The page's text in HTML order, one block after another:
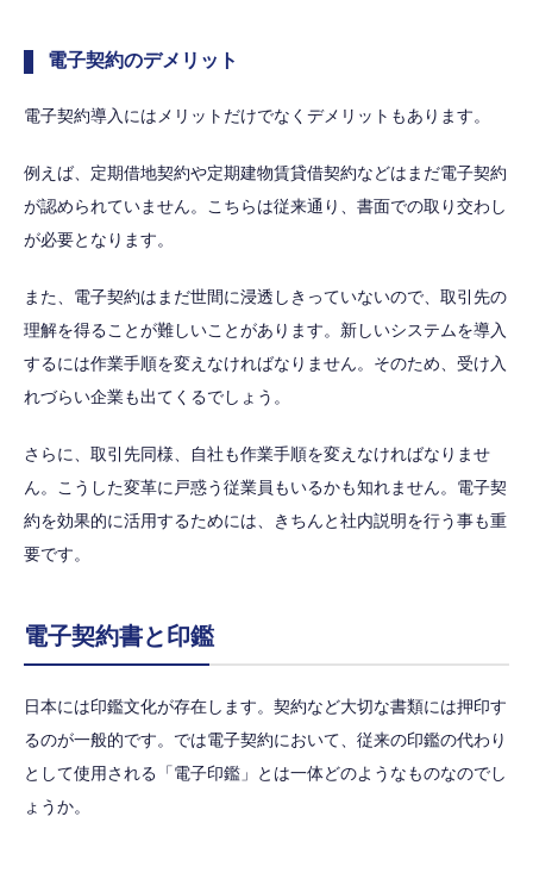
電子契約のデメリット
電子契約導入にはメリットだけでなくデメリットもあります。
例えば、定期借地契約や定期建物賃貸借契約などはまだ電子契約
が認められていません。こちらは従来通り、書面での取り交わし
が必要となります。
また、電子契約はまだ世間に浸透しきっていないので、取引先の
理解を得ることが難しいことがあります。新しいシステムを導入
するには作業手順を変えなければなりません。そのため、受け入
れづらい企業も出てくるでしょう。
さらに、取引先同様、自社も作業手順を変えなければなりませ
ん。こうした変革に戸惑う従業員もいるかも知れません。電子契
約を効果的に活用するためには、きちんと社内説明を行う事も重
要です。
電子契約書と印鑑
日本には印鑑文化が存在します。契約など大切な書類には押印す
るのが一般的です。では電子契約において、従来の印鑑の代わり
として使用される「電子印鑑」とは一体どのようなものなのでし
ょうか。